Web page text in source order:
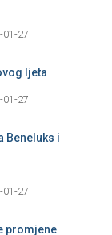
01-27
ljeta
01-27
Beneluks i
01-27
promjene